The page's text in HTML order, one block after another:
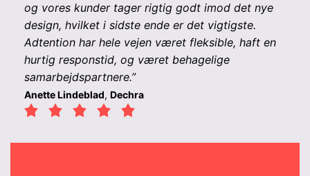
og vores kunder tager rigtig godt imod det nye
design, hvilket i sidste ende er det vigtigste.
Adtention har hele vejen været fleksible, haft en
hurtig responstid, og været behagelige
samarbejdspartnere.”
Anette Lindeblad, Dechra